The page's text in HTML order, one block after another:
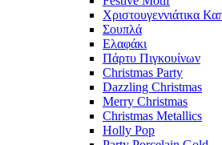
Χριστουγεννιάτικα
Σουπλά
Ελαφάκι
Πάρτυ Πιγκουίνων
Christmas Party
Dazzling Christmas
Merry Christmas
Christmas Metallics
Holly Pop